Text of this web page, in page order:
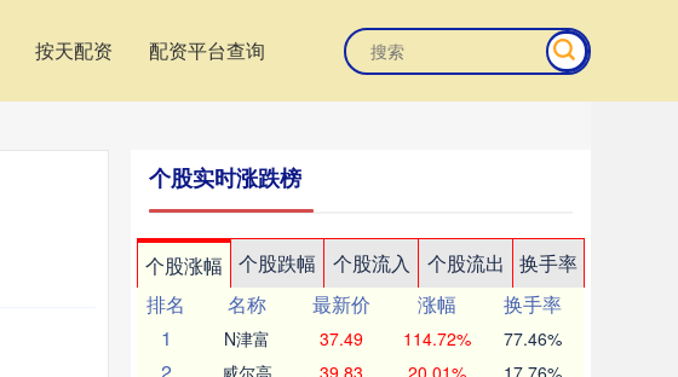
按天配资 配资平台查询
个股实时涨跌榜
个股涨幅 个股跌幅 个股流入 个股流出
换手率
排名
名称 最新价 涨幅
换手率
1
N津富 37.49 114.72% 77.46%
威尔高 39.83 20.01% 17.76%